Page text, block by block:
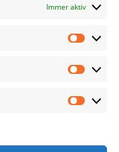
Immer aktiv